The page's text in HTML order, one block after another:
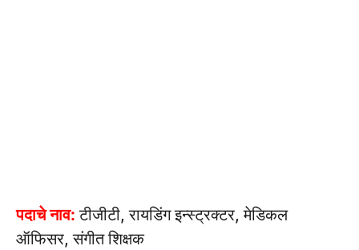
पदाचे नाव: टीजीटी, रायडिंग इन्स्ट्रक्टर, मेडिकल
ऑफिसर, संगीत शिक्षक